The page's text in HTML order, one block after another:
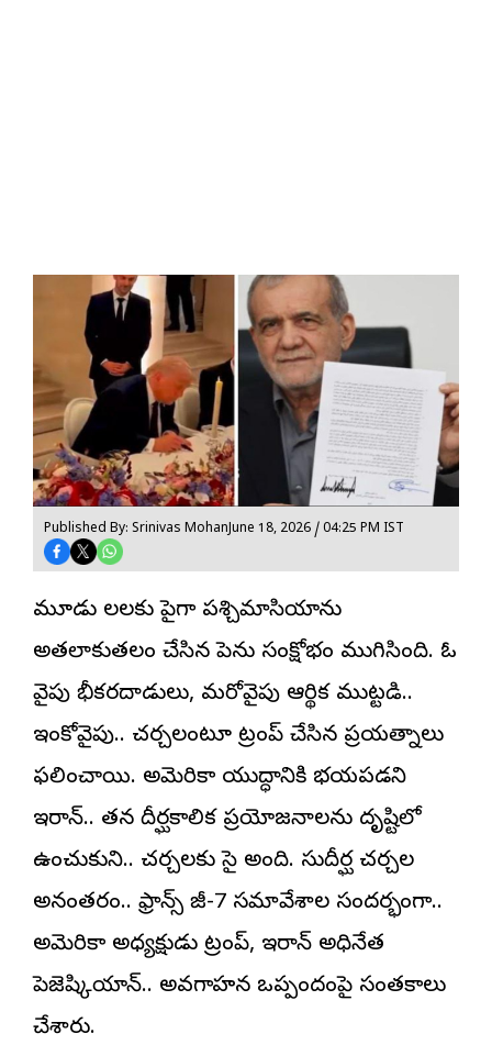
Published By: Srinivas MohanJune 18, 2026 / 04:25 PM IST
మూడు నెలలకు పైగా పశ్చిమాసియాను
అతలాకుతలం చేసిన పెను సంక్షోభం ముగిసింది. ఓ
వైపు భీకరదాడులు, మరోవైపు ఆర్థిక ముట్టడి..
ఇంకోవైపు.. చర్చలంటూ ట్రంప్ చేసిన ప్రయత్నాలు
ఫలించాయి. అమెరికా యుద్ధానికి భయపడని
ఇరాన్.. తన దీర్ఘకాలిక ప్రయోజనాలను దృష్టిలో
ఉంచుకుని.. చర్చలకు సై అంది. సుదీర్ఘ చర్చల
అనంతరం.. ఫ్రాన్స్ జీ-7 సమావేశాల సందర్భంగా..
అమెరికా అధ్యక్షుడు ట్రంప్, ఇరాన్ అధినేత
పెజెష్కియాన్.. అవగాహన ఒప్పందంపై సంతకాలు
చేశారు.